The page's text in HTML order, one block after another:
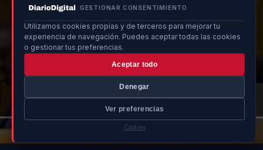
GESTIONAR CONSENTIMIENTO
Utilizamos cookies propias y de terceros para mejorar tu
experiencia de navegación. Puedes aceptar todas las cookies
o gestionar tus preferencias.
Aceptar todo
Denegar
Ver preferencias
Cookies